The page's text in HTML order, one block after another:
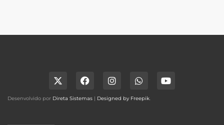
Desenvolvido por Direta Sistemas | Designed by Freepik.